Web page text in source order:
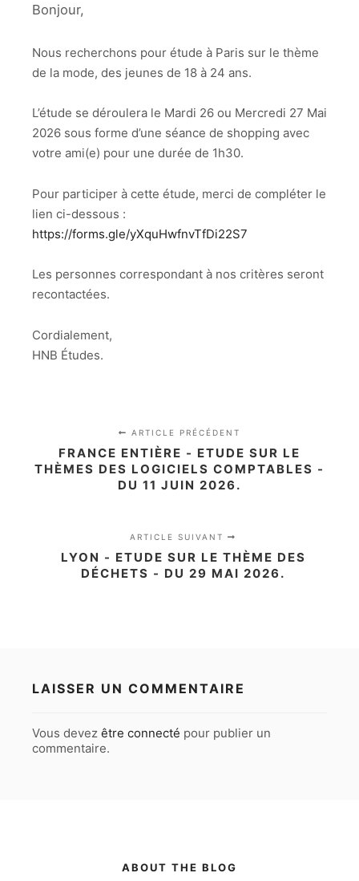
Bonjour,
Nous recherchons pour étude à Paris sur le thème
de la mode, des jeunes de 18 à 24 ans.
L’étude se déroulera le Mardi 26 ou Mercredi 27 Mai
2026 sous forme d’une séance de shopping avec
votre ami(e) pour une durée de 1h30.
Pour participer à cette étude, merci de compléter le
lien ci-dessous :
https://forms.gle/yXquHwfnvTfDi22S7
Les personnes correspondant à nos critères seront
recontactées.
Cordialement,
HNB Études.
ARTICLE PRÉCÉDENT
FRANCE ENTIÈRE - ETUDE SUR LE
THÈMES DES LOGICIELS COMPTABLES -
DU 11 JUIN 2026.
ARTICLE SUIVANT
LYON - ETUDE SUR LE THÈME DES
DÉCHETS - DU 29 MAI 2026.
LAISSER UN COMMENTAIRE
Vous devez être connecté pour publier un
commentaire.
ABOUT THE BLOG